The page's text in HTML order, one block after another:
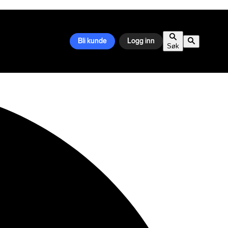
Bli kunde Logg inn
Søk